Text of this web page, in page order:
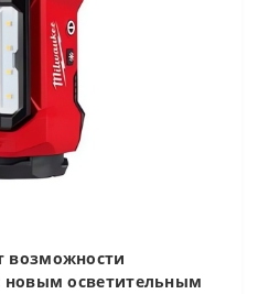
возможности
новым осветительным